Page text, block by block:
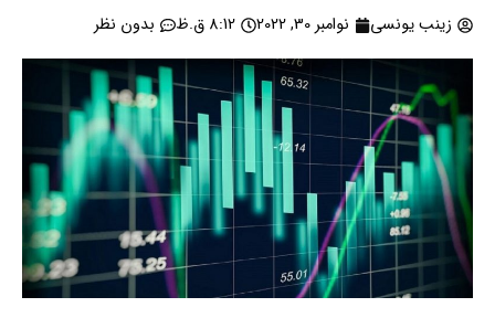
زینب یونسی نوامبر 30, 2022 8:12 ق.ظ بدون نظر